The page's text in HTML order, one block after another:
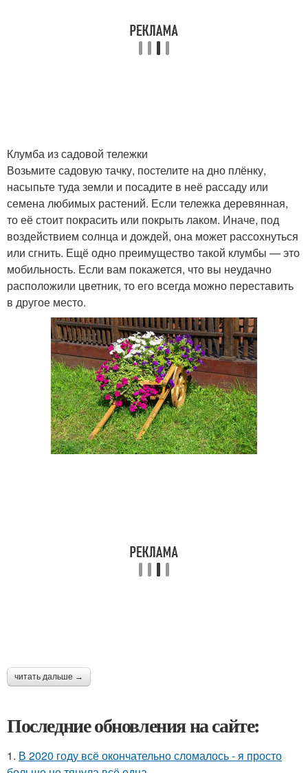
Клумба из садовой тележки
Возьмите садовую тачку, постелите на дно плёнку,
насыпьте туда земли и посадите в неё рассаду или
семена любимых растений. Если тележка деревянная,
то её стоит покрасить или покрыть лаком. Иначе, под
воздействием солнца и дождей, она может рассохнуться
или сгнить. Ещё одно преимущество такой клумбы — это
мобильность. Если вам покажется, что вы неудачно
расположили цветник, то его всегда можно переставить
в другое место.
читать дальше →
Последние обновления на сайте:
1. В 2020 году всё окончательно сломалось - я просто